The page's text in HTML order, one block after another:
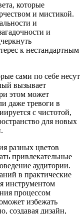
которые
и мистикой.
и
и
к нестандартным
сами по себе несут
вызывает
этом может
даже тревоги в
с чистотой,
для новых
разных цветов
привлекательные
аудитории.
в практические
инструментом
процессом
избежать
создавая дизайн,